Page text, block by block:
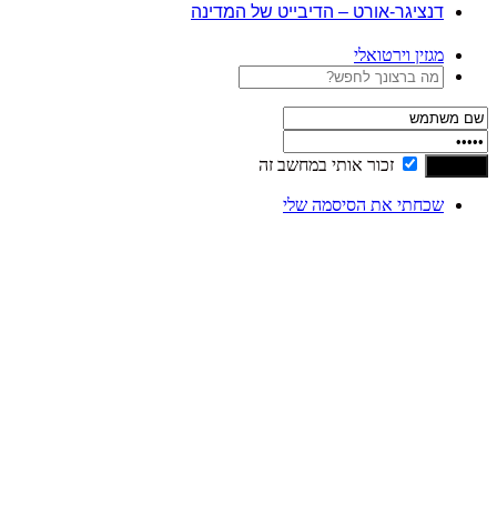
דנציגר-אורט – הדיבייט של המדינה
מגזין וירטואלי
זכור אותי במחשב זה
שכחתי את הסיסמה שלי